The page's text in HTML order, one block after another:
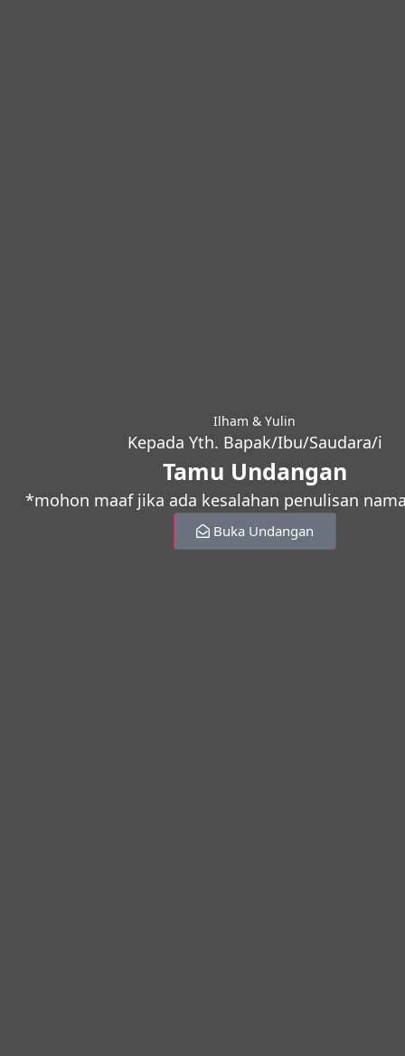
Ilham & Yulin
Kepada Yth. Bapak/Ibu/Saudara/i
Tamu Undangan
*mohon maaf jika ada kesalahan penulisan
Buka Undangan